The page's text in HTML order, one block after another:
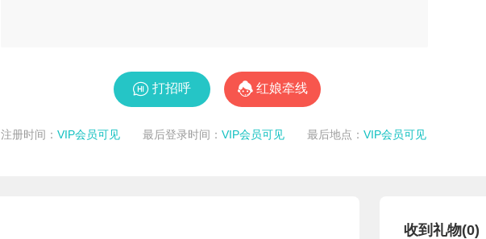
 打招呼  红娘牵线
注册时间： VIP会员可见 最后登录时间： VIP会员可见 最后地点： VIP会员可见
收到礼物(0)